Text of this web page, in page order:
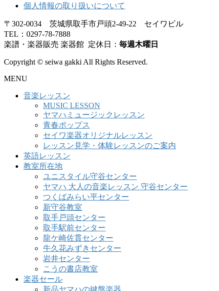
個人情報の取り扱いについて
〒302-0034 茨城県取手市戸頭2-49-22 セイワビル
TEL：0297-78-7888
楽譜・楽器販売 楽器館 定休日： 毎週木曜日
Copyright © seiwa gakki All Rights Reserved.
MENU
音楽レッスン
MUSIC LESSON
ヤマハミュージックレッスン
青春ポップス
セイワ楽器オリジナルレッスン
レッスン見学・体験レッスンのご案内
英語レッスン
教室所在地
ユニスタイル守谷センター
ヤマハ 大人の音楽レッスン 守谷センター
つくばみらい平センター
新守谷教室
取手戸頭センター
取手駅前センター
龍ケ崎佐貫センター
牛久花みずきセンター
岩井センター
こうの書店教室
楽器セール
新品ヤマハの鍵盤楽器